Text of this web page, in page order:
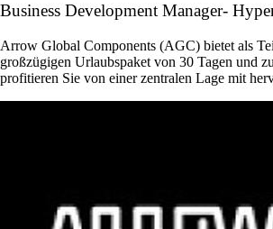
Business Development Manager-
Arrow Global Components (AGC) bietet als
großzügigen Urlaubspaket von 30 Tagen und
profitieren Sie von einer zentralen Lage mit